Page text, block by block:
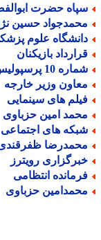
حضرت ابوالفضل
حسین نژاد
علوم پزشکی
بازیکنان
10 پرسپولیس
وزیر خارجه
های سینمایی
امین حزباوی
های اجتماعی
ظفرقندی
رویترز
انتظامی
حزباوی